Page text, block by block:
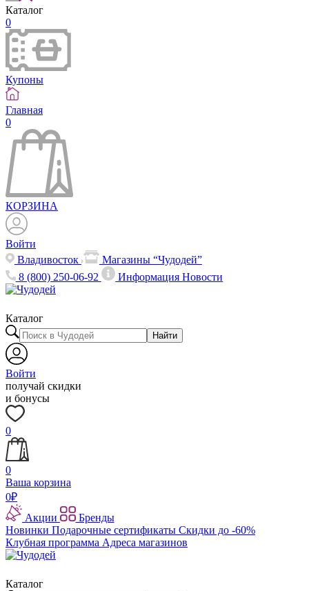
Каталог
0
Купоны
Главная
0
КОРЗИНА
Войти
Владивосток
Магазины “Чудодей”
8 (800) 250-06-92
ИнформацияНовости
Каталог
Найти
Войти
получай скидки
и бонусы
0
0
Ваша корзина
0₽
Акции
Бренды
Новинки Подарочные сертификаты Скидки до -60%
Клубная программа Адреса магазинов
Каталог